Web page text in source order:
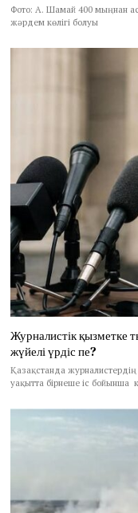
Фото: А. Шамай 400 мыңнан
жәрдем көлігі болуы
Журналистік қызметке
жүйелі үрдіс пе?
Қазақстанда
уақытта бірнеше іс бойынша